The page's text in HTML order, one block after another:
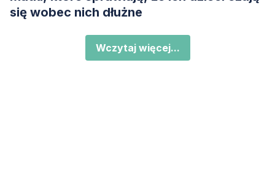
się wobec nich dłużne
Wczytaj więcej...